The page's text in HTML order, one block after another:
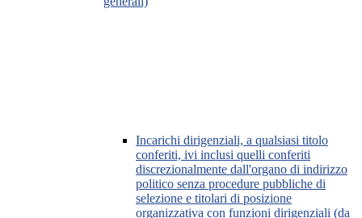
Incarichi dirigenziali, a qualsiasi titolo
conferiti, ivi inclusi quelli conferiti
discrezionalmente dall'organo di indirizzo
politico senza procedure pubbliche di
selezione e titolari di posizione
organizzativa con funzioni dirigenziali (da